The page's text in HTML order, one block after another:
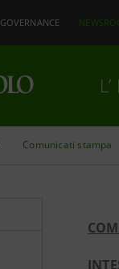
GOVERNANCE
Comunicati stampa